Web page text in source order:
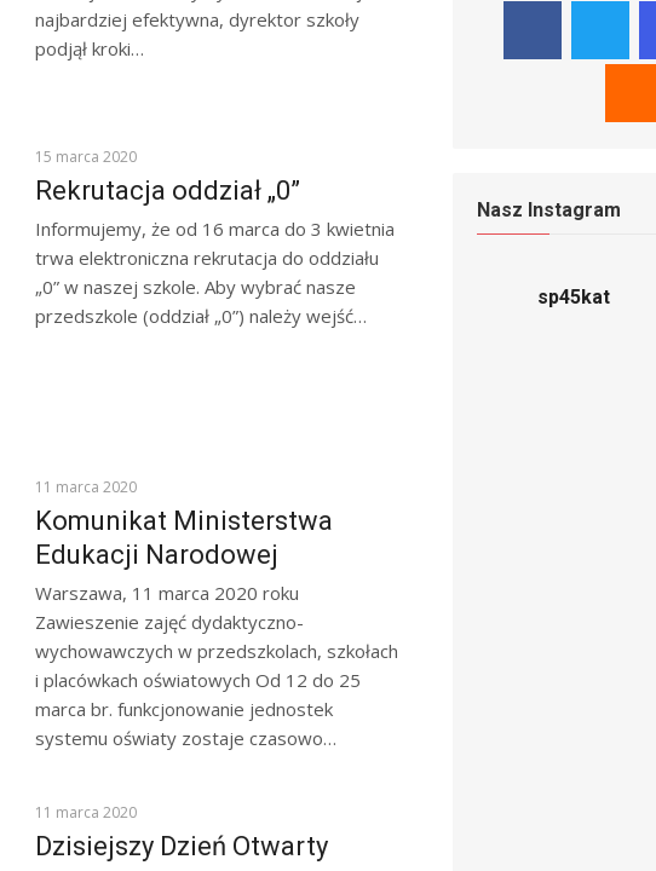
najbardziej efektywna, dyrektor szkoły
podjął kroki…
KOMUNIKATY
15 marca 2020
Rekrutacja oddział „0”
Informujemy, że od 16 marca do 3 kwietnia
trwa elektroniczna rekrutacja do oddziału
„0” w naszej szkole. Aby wybrać nasze
przedszkole (oddział „0”) należy wejść…
KOMUNIKATY
11 marca 2020
Komunikat Ministerstwa
Edukacji Narodowej
Warszawa, 11 marca 2020 roku
Zawieszenie zajęć dydaktyczno-
wychowawczych w przedszkolach, szkołach
i placówkach oświatowych Od 12 do 25
marca br. funkcjonowanie jednostek
systemu oświaty zostaje czasowo…
KOMUNIKATY
11 marca 2020
Dzisiejszy Dzień Otwarty
Nasz Instagram
sp45kat